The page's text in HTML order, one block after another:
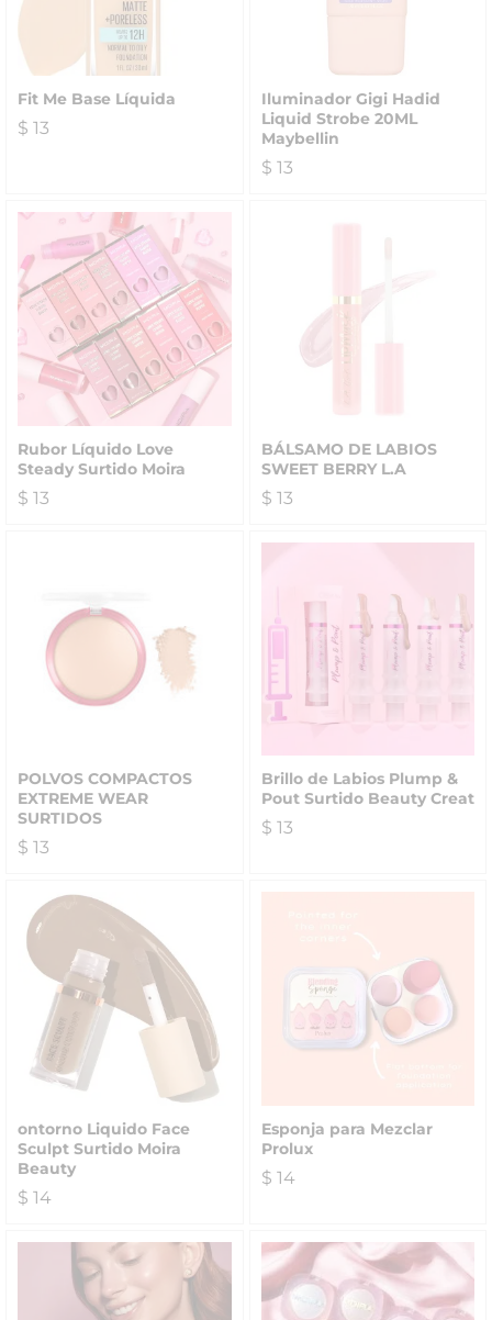
Fit Me Base Líquida
$ 13
Iluminador Gigi Hadid
Liquid Strobe 20ML
Maybellin
$ 13
Rubor Líquido Love
Steady Surtido Moira
$ 13
BÁLSAMO DE LABIOS
SWEET BERRY L.A
$ 13
POLVOS COMPACTOS
EXTREME WEAR
SURTIDOS
$ 13
Brillo de Labios Plump &
Pout Surtido Beauty Creat
$ 13
ontorno Liquido Face
Sculpt Surtido Moira
Beauty
$ 14
Esponja para Mezclar
Prolux
$ 14